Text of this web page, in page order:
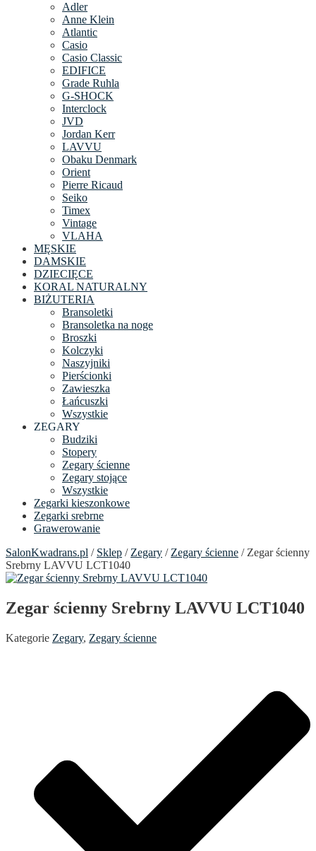
Adler
Anne Klein
Atlantic
Casio
Casio Classic
EDIFICE
Grade Ruhla
G-SHOCK
Interclock
JVD
Jordan Kerr
LAVVU
Obaku Denmark
Orient
Pierre Ricaud
Seiko
Timex
Vintage
VLAHA
MĘSKIE
DAMSKIE
DZIECIĘCE
KORAL NATURALNY
BIŻUTERIA
Bransoletki
Bransoletka na noge
Broszki
Kolczyki
Naszyjniki
Pierścionki
Zawieszka
Łańcuszki
Wszystkie
ZEGARY
Budziki
Stopery
Zegary ścienne
Zegary stojące
Wszystkie
Zegarki kieszonkowe
Zegarki srebrne
Grawerowanie
SalonKwadrans.pl / Sklep / Zegary / Zegary ścienne / Zegar ścienny
Srebrny LAVVU LCT1040
Zegar ścienny Srebrny LAVVU LCT1040
Kategorie Zegary, Zegary ścienne